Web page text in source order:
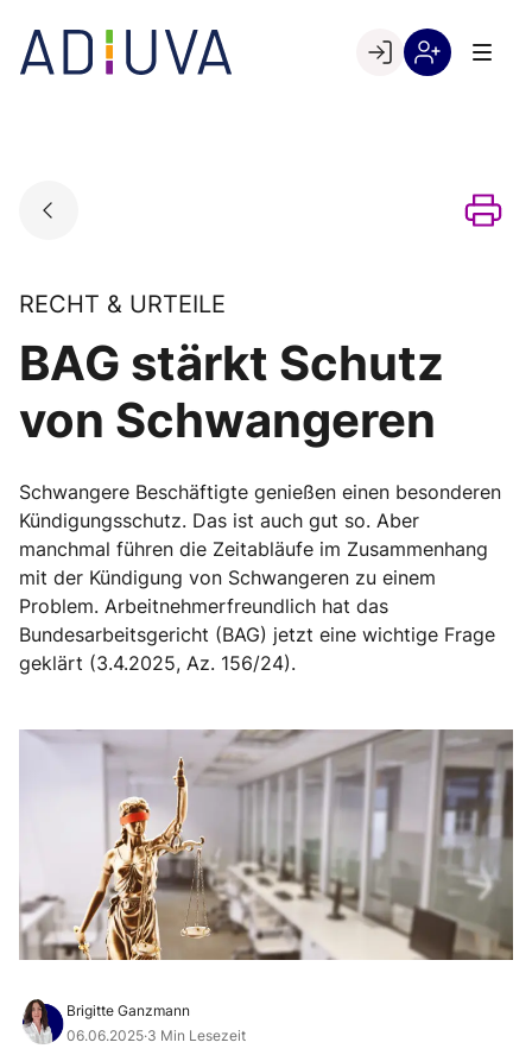
content
Go to landing page.
RECHT & URTEILE
BAG stärkt Schutz
von Schwangeren
Schwangere Beschäftigte genießen einen besonderen
Kündigungsschutz. Das ist auch gut so. Aber
manchmal führen die Zeitabläufe im Zusammenhang
mit der Kündigung von Schwangeren zu einem
Problem. Arbeitnehmerfreundlich hat das
Bundesarbeitsgericht (BAG) jetzt eine wichtige Frage
geklärt (3.4.2025, Az. 156/24).
Brigitte Ganzmann
06.06.2025·3 Min Lesezeit